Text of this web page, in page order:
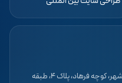
تهران، سهروردی شمالی، خیابان خرمشهر، کوچه فرهاد، پلاک ۴، طبقه